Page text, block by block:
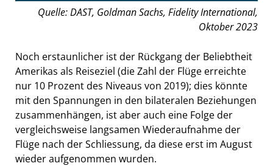
Quelle: DAST, Goldman Sachs, Fidelity International,
Oktober 2023
Noch erstaunlicher ist der Rückgang der Beliebtheit
Amerikas als Reiseziel (die Zahl der Flüge erreichte
nur 10 Prozent des Niveaus von 2019); dies könnte
mit den Spannungen in den bilateralen Beziehungen
zusammenhängen, ist aber auch eine Folge der
vergleichsweise langsamen Wiederaufnahme der
Flüge nach der Schliessung, da diese erst im August
wieder aufgenommen wurden.